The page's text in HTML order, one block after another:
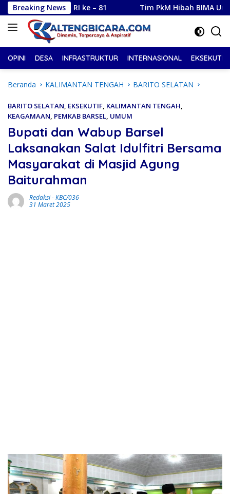
Langsung
ke
konten
Breaking News
HUT RI ke – 81 Tim PkM Hibah BIMA Universitas
OPINI DESA INFRASTRUKTUR INTERNASIONAL EKSEKUTIF
Beranda KALIMANTAN TENGAH BARITO SELATAN
BARITO SELATAN, EKSEKUTIF, KALIMANTAN TENGAH,
KEAGAMAAN, PEMKAB BARSEL, UMUM
Bupati dan Wabup Barsel
Laksanakan Salat Idulfitri Bersama
Masyarakat di Masjid Agung
Baiturahman
Redaksi-KBC/036
31 Maret 2025